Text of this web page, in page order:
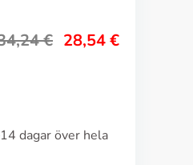
€ 28,54€
dagar över hela